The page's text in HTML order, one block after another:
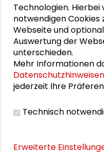
PUBLIKATIONEN
Die Praxis der
Schader-Stiftung
Technologien.
notwendigen
Webseite und
Auswertung der
unterschieden.
Mehr Informationen
Datenschutzhinweisen
jederzeit Ihre
Technisch
Erweiterte